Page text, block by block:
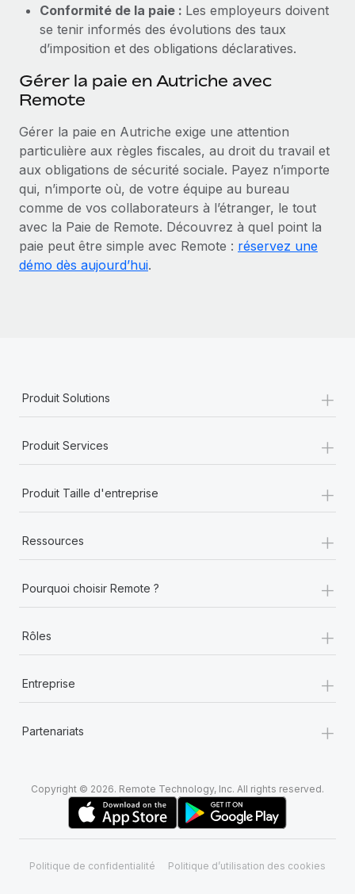
Conformité de la paie : Les employeurs doivent
se tenir informés des évolutions des taux
d’imposition et des obligations déclaratives.
Gérer la paie en Autriche avec
Remote
Gérer la paie en Autriche exige une attention
particulière aux règles fiscales, au droit du travail et
aux obligations de sécurité sociale. Payez n’importe
qui, n’importe où, de votre équipe au bureau
comme de vos collaborateurs à l’étranger, le tout
avec la Paie de Remote. Découvrez à quel point la
paie peut être simple avec Remote : réservez une
démo dès aujourd’hui.
Produit Solutions +
Produit Services +
Produit Taille d'entreprise +
Ressources +
Pourquoi choisir Remote ? +
Rôles +
Entreprise +
Partenariats +
Copyright © 2026. Remote Technology, Inc. All rights reserved.
Politique de confidentialité Politique d’utilisation des cookies